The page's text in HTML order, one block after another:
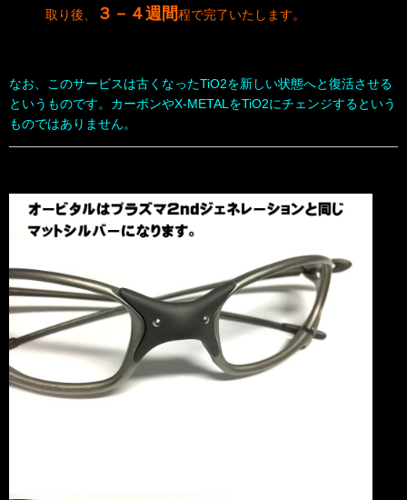
取り後、
３－４週間程で完了いたします。
なお、このサービスは古くなったTiO2を新しい状態へと復活させる
というものです。カーボンやX-METALをTiO2にチェンジするという
ものではありません。